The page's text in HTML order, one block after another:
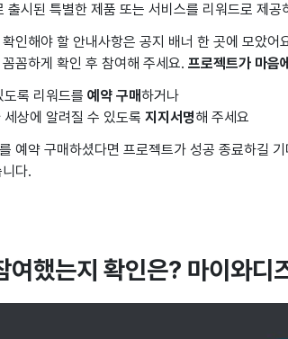
출시된 특별한 제품 또는 서비스를 리워드로 제공
인해야 할 안내사항은 공지 배너 한 곳에 모았어
꼼하게 확인 후 참여해 주세요. 프로젝트가 마음
록 리워드를 예약 구매하거나
상에 알려질 수 있도록 지지서명해 주세요
예약 구매하셨다면 프로젝트가 성공 종료하길
다.
여했는지 확인은? 마이와디